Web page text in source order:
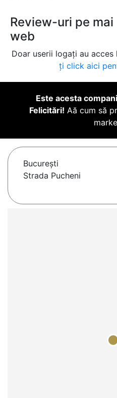
Review-uri pe
web
Doar userii logați au
ți click aici
Este acesta
Felicitări! Aă cum să
Bucureşti
Strada Pucheni